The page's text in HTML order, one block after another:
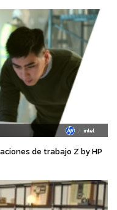
de trabajo Z by HP